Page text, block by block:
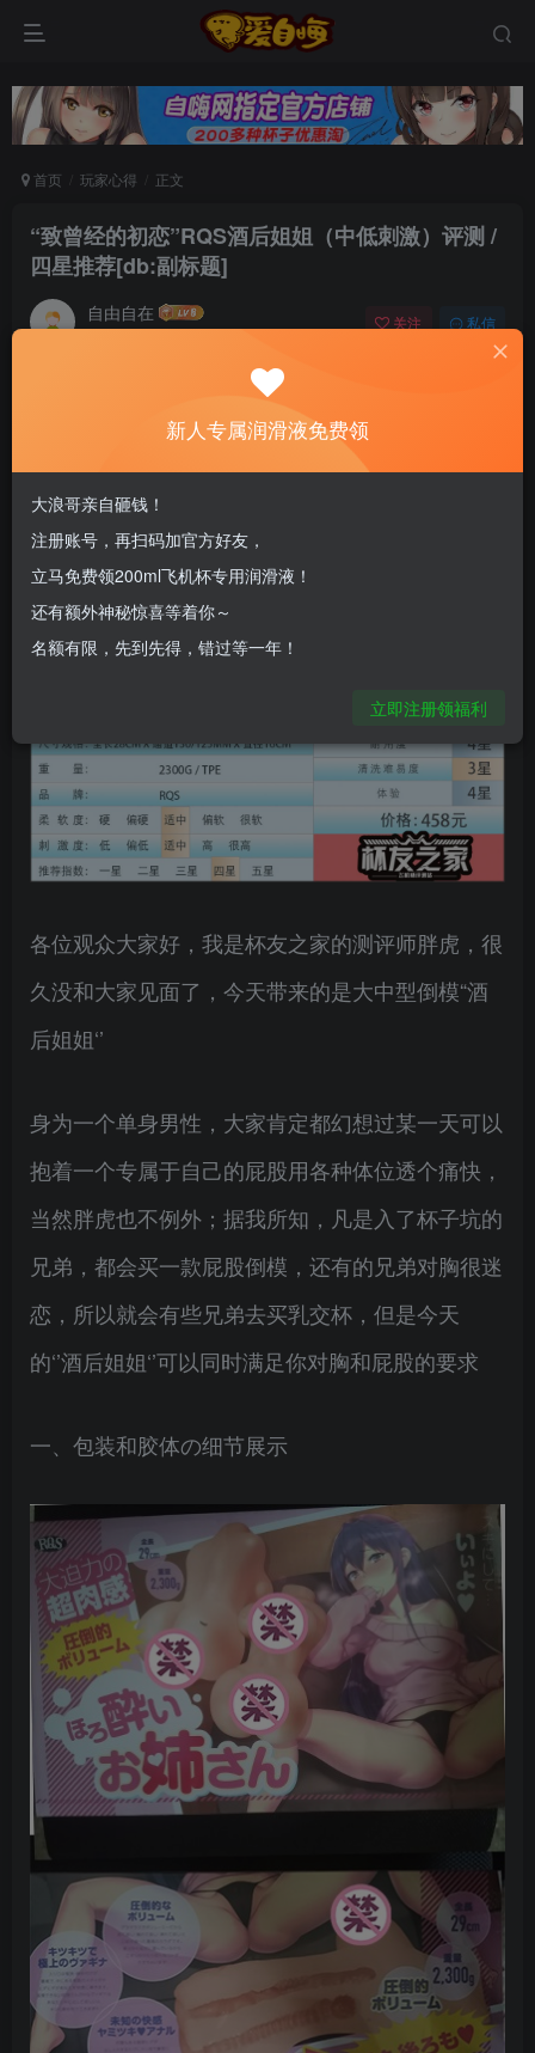
首页 玩家心得 正文
“致曾经的初恋”RQS酒后姐姐（中低刺激）评测 /
四星推荐[db:副标题]
自由自在
6个月前发布
关注 私信
新老司机速来！注册自嗨网+扫码加好友，即
送200ml润滑液→
各位观众大家好，我是杯友之家的测评师胖虎，很
久没和大家见面了，今天带来的是大中型倒模“酒
后姐姐‘’
身为一个单身男性，大家肯定都幻想过某一天可以
抱着一个专属于自己的屁股用各种体位透个痛快，
当然胖虎也不例外；据我所知，凡是入了杯子坑的
兄弟，都会买一款屁股倒模，还有的兄弟对胸很迷
恋，所以就会有些兄弟去买乳交杯，但是今天
的‘’酒后姐姐‘’可以同时满足你对胸和屁股的要求
一、包装和胶体の细节展示
新人专属润滑液免费领
大浪哥亲自砸钱！
注册账号，再扫码加官方好友，
立马免费领200ml飞机杯专用润滑液！
还有额外神秘惊喜等着你～
名额有限，先到先得，错过等一年！
立即注册领福利